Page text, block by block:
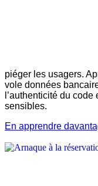
piéger les usagers.
vole données
l’authenticité du
sensibles.
En apprendre